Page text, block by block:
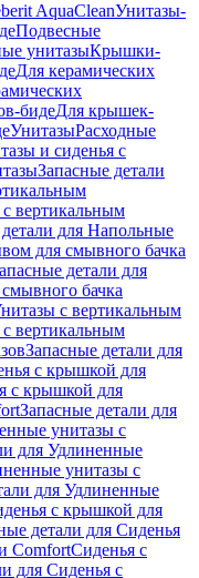
AquaCleanУнитазы-
Подвесные
унитазыКрышки-
Для керамических
бидеДля крышек-
УнитазыРасходные
и сиденья с
Запасные детали
вертикальным
для Напольные
для смывного бачка
детали для
бачка
с вертикальным
вертикальным
Запасные детали для
с крышкой для
с крышкой для
Запасные детали для
унитазы с
для Удлиненные
унитазы с
для Удлиненные
с крышкой для
детали для Сиденья
ComfortСиденья с
для Сиденья с